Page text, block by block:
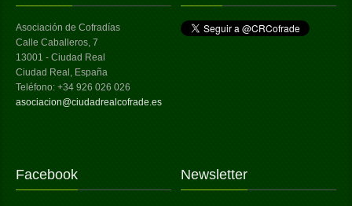
Asociación de Cofradías
Calle Caballeros, 7
13001 - Ciudad Real
Ciudad Real, España
Teléfono: +34 926 026 026
asociacion@ciudadrealcofrade.es
Facebook Newsletter